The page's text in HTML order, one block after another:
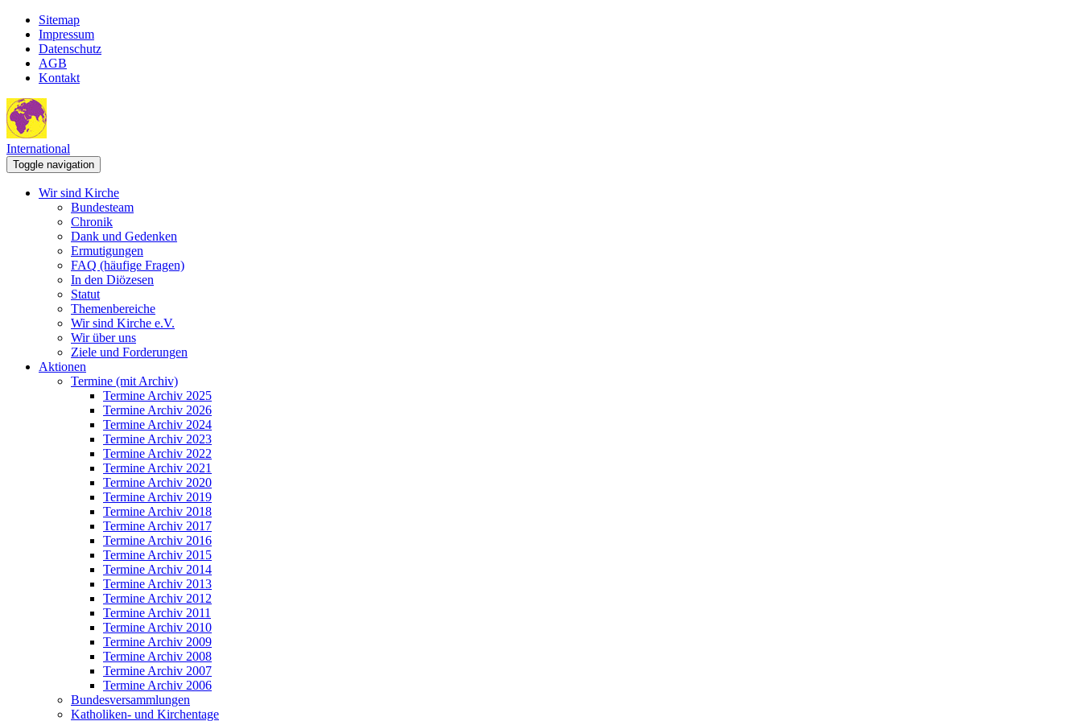
Sitemap
Impressum
Datenschutz
AGB
Kontakt
International
Toggle navigation
Wir sind Kirche
Bundesteam
Chronik
Dank und Gedenken
Ermutigungen
FAQ (häufige Fragen)
In den Diözesen
Statut
Themenbereiche
Wir sind Kirche e.V.
Wir über uns
Ziele und Forderungen
Aktionen
Termine (mit Archiv)
Termine Archiv 2025
Termine Archiv 2026
Termine Archiv 2024
Termine Archiv 2023
Termine Archiv 2022
Termine Archiv 2021
Termine Archiv 2020
Termine Archiv 2019
Termine Archiv 2018
Termine Archiv 2017
Termine Archiv 2016
Termine Archiv 2015
Termine Archiv 2014
Termine Archiv 2013
Termine Archiv 2012
Termine Archiv 2011
Termine Archiv 2010
Termine Archiv 2009
Termine Archiv 2008
Termine Archiv 2007
Termine Archiv 2006
Bundesversammlungen
Katholiken- und Kirchentage